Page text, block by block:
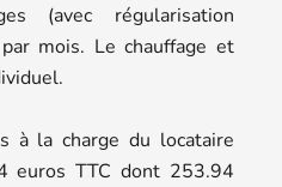
(avec régularisation
mois. Le chauffage et
à la charge du locataire
euros TTC dont 253.94